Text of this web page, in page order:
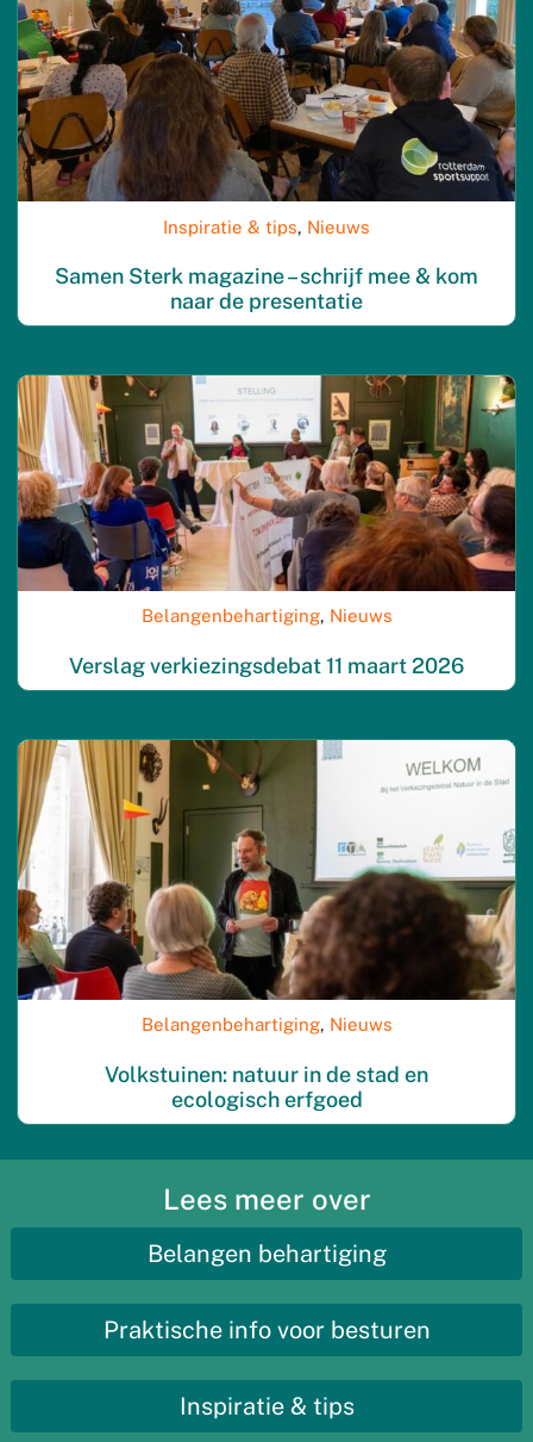
Inspiratie & tips, Nieuws
Samen Sterk magazine – schrijf mee & kom
naar de presentatie
Belangenbehartiging, Nieuws
Verslag verkiezingsdebat 11 maart 2026
Belangenbehartiging, Nieuws
Volkstuinen: natuur in de stad en
ecologisch erfgoed
Lees meer over
Belangen behartiging
Praktische info voor besturen
Inspiratie & tips